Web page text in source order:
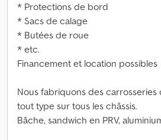
* Protections de bord
* Sacs de calage
* Butées de roue
* etc.
Financement et location possibles
Nous fabriquons des
tout type sur tous les châssis.
Bâche, sandwich en PRV,